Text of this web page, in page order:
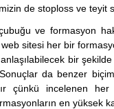
de stoploss ve
ve formasyon
sitesi her bir
bir
da benzer
çünkü incelenen
en yüksek